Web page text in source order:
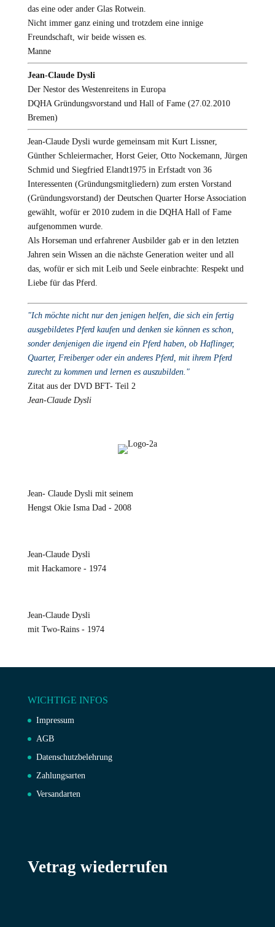
das eine oder ander Glas Rotwein.
Nicht immer ganz eining und trotzdem eine innige
Freundschaft, wir beide wissen es.
Manne
Jean-Claude Dysli
Der Nestor des Westenreitens in Europa
DQHA Gründungsvorstand und Hall of Fame (27.02.2010
Bremen)
Jean-Claude Dysli wurde gemeinsam mit Kurt Lissner,
Günther Schleiermacher, Horst Geier, Otto Nockemann, Jürgen
Schmid und Siegfried Elandt1975 in Erfstadt von 36
Interessenten (Gründungsmitgliedern) zum ersten Vorstand
(Gründungsvorstand) der Deutschen Quarter Horse Association
gewählt, wofür er 2010 zudem in die DQHA Hall of Fame
aufgenommen wurde.
Als Horseman und erfahrener Ausbilder gab er in den letzten
Jahren sein Wissen an die nächste Generation weiter und all
das, wofür er sich mit Leib und Seele einbrachte: Respekt und
Liebe für das Pferd.
"Ich möchte nicht nur den jenigen helfen, die sich ein fertig
ausgebildetes Pferd kaufen und denken sie können es schon,
sonder denjenigen die irgend ein Pferd haben, ob Haflinger,
Quarter, Freiberger oder ein anderes Pferd, mit ihrem Pferd
zurecht zu kommen und lernen es auszubilden."
Zitat aus der DVD BFT- Teil 2
Jean-Claude Dysli
Jean- Claude Dysli mit seinem
Hengst Okie Isma Dad - 2008
Jean-Claude Dysli
mit Hackamore - 1974
Jean-Claude Dysli
mit Two-Rains - 1974
WICHTIGE INFOS
Impressum
AGB
Datenschutzbelehrung
Zahlungsarten
Versandarten
Vetrag wiederrufen